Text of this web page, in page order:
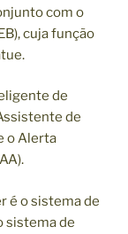
com o
cuja função
de
de
o Alerta
é o sistema de
sistema de